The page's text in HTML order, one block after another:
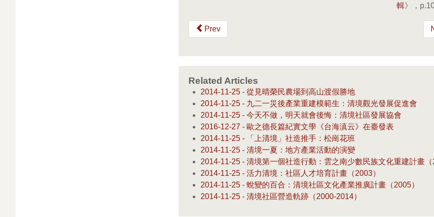
輯》，
Prev
Related Articles
2014-11-25 - 從見晴榮民農場到高山渡假勝地
2014-11-25 - 九二一災後產業重建模範生：清境觀光發展促進會
2014-11-25 - 今天不做，明天就會後悔：清境社區發展協會
2016-12-27 - 歐之德長篇紀實文學《台海滇云》在臺發表
2014-11-25 - 「上清境」社造推手：松崗花班
2014-11-25 - 清境一夏：地方產業活動的演變
2014-11-25 - 清境第一個社造行動：雲之南少數民族文化重建計畫
2014-11-25 - 活力清境：社區人才培育計畫（2003）
2014-11-25 - 蛻變的百合：清境社區文化產業推廣計畫（2005）
2014-11-25 - 清境社區營造軌跡（2000-2014）